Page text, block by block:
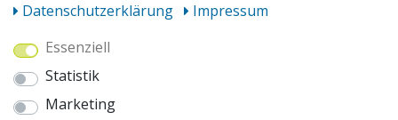
WIR VERSENDEN MIT
Daten­schutz­erklärung
Impressum
Essenziell
Statistik
Marketing